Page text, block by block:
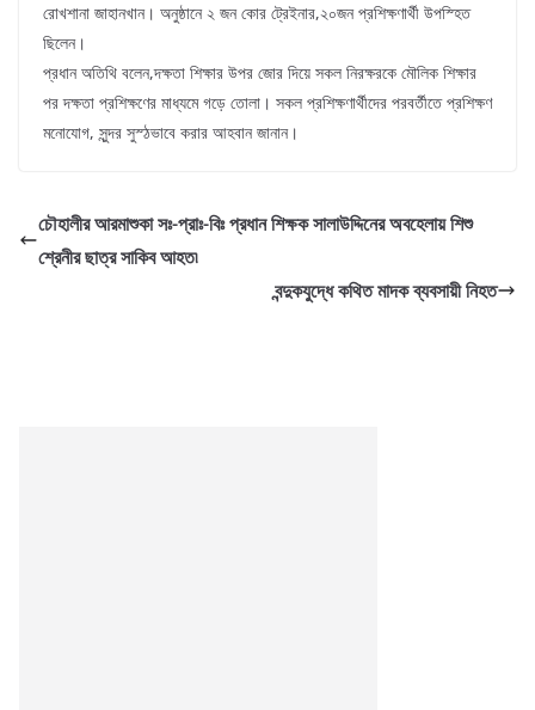
রোখশানা জাহানখান। অনুষ্ঠানে ২ জন কোর ট্রেইনার,২০জন প্রশিক্ষণার্থী উপস্হিত
ছিলেন।
প্রধান অতিথি বলেন,দক্ষতা শিক্ষার উপর জোর দিয়ে সকল নিরক্ষরকে মৌলিক শিক্ষার
পর দক্ষতা প্রশিক্ষণের মাধ্যমে গড়ে তোলা। সকল প্রশিক্ষণার্থীদের পরবর্তীতে প্রশিক্ষণ
মনোযোগ, সুন্দর সুস্ঠভাবে করার আহবান জানান।
চৌহালীর আরমাশুকা সঃ-প্রাঃ-বিঃ প্রধান শিক্ষক সালাউদ্দিনের অবহেলায় শিশু
শ্রেনীর ছাত্র সাকিব আহত৷
বন্দুকযুদ্ধে কথিত মাদক ব্যবসায়ী নিহত